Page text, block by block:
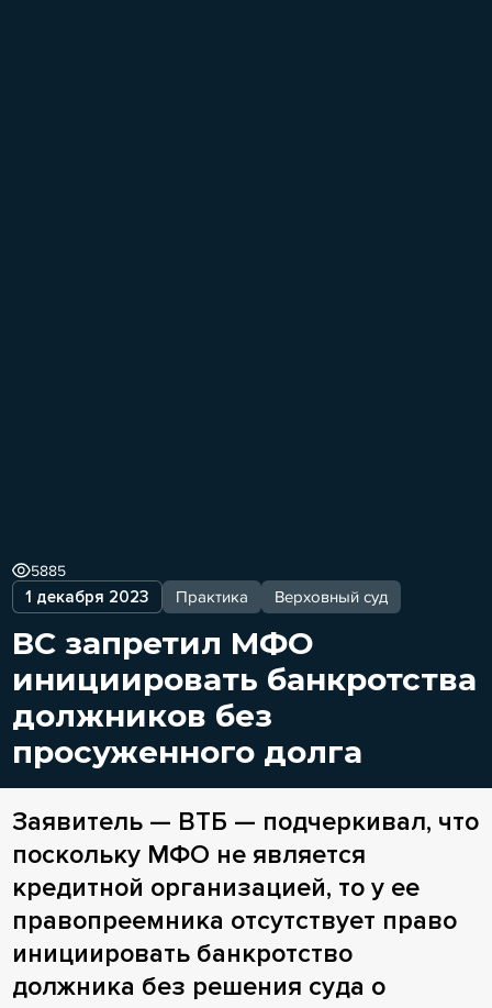
1 декабря 2023 Практика Верховный суд
5885
ВС запретил МФО
инициировать банкротства
должников без
просуженного долга
Заявитель — ВТБ — подчеркивал, что
поскольку МФО не является
кредитной организацией, то у ее
правопреемника отсутствует право
инициировать банкротство
должника без решения суда о